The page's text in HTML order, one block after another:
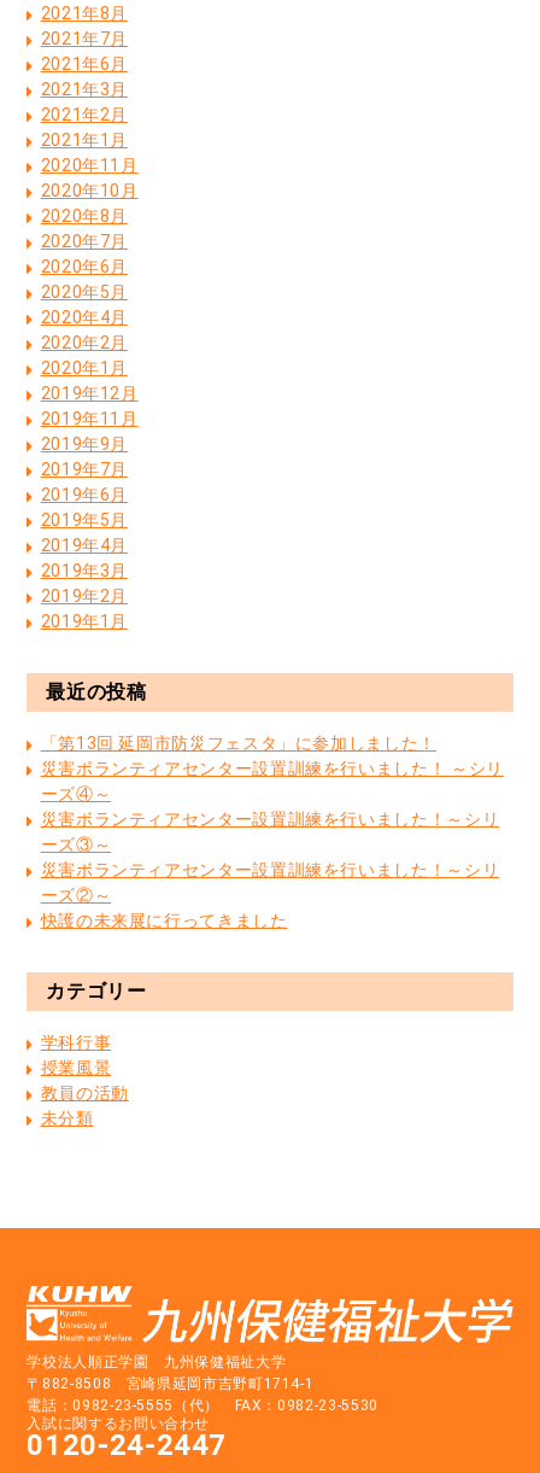
2021年8月
2021年7月
2021年6月
2021年3月
2021年2月
2021年1月
2020年11月
2020年10月
2020年8月
2020年7月
2020年6月
2020年5月
2020年4月
2020年2月
2020年1月
2019年12月
2019年11月
2019年9月
2019年7月
2019年6月
2019年5月
2019年4月
2019年3月
2019年2月
2019年1月
最近の投稿
「第13回 延岡市防災フェスタ」に参加しました！
災害ボランティアセンター設置訓練を行いました！ ～シリ
ーズ④～
災害ボランティアセンター設置訓練を行いました！～シリ
ーズ③～
災害ボランティアセンター設置訓練を行いました！～シリ
ーズ②～
快護の未来展に行ってきました
カテゴリー
学科行事
授業風景
教員の活動
未分類
学校法人順正学園 九州保健福祉大学
〒882-8508 宮崎県延岡市吉野町1714-1
電話：0982-23-5555（代） FAX：0982-23-5530
入試に関するお問い合わせ
0120-24-2447